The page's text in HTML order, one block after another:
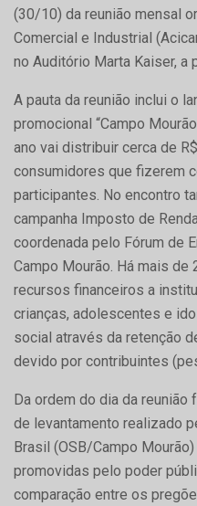
(30/10) da reunião mensal
Comercial e Industrial
no Auditório Marta Kaiser, a
A pauta da reunião inclui o
promocional “Campo
ano vai distribuir cerca de
consumidores que fizerem
participantes. No encontro
campanha Imposto de
coordenada pelo Fórum de
Campo Mourão. Há mais de
recursos financeiros a
crianças, adolescentes e
social através da retenção
devido por contribuintes
Da ordem do dia da reunião
de levantamento realizado
Brasil (OSB/Campo
promovidas pelo poder
comparação entre os